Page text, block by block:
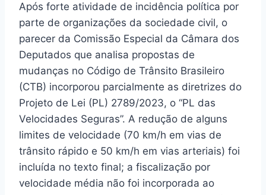
Após forte atividade de incidência política por
parte de organizações da sociedade civil, o
parecer da Comissão Especial da Câmara dos
Deputados que analisa propostas de
mudanças no Código de Trânsito Brasileiro
(CTB) incorporou parcialmente as diretrizes do
Projeto de Lei (PL) 2789/2023, o “PL das
Velocidades Seguras”. A redução de alguns
limites de velocidade (70 km/h em vias de
trânsito rápido e 50 km/h em vias arteriais) foi
incluída no texto final; a fiscalização por
velocidade média não foi incorporada ao